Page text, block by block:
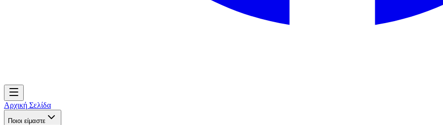
Αρχική Σελίδα
Ποιοι είμαστε